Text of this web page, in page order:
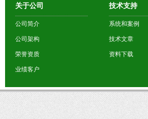
关于公司
公司简介
公司架构
荣誉资质
业绩客户
技术支持
系统和案例
技术文章
资料下载